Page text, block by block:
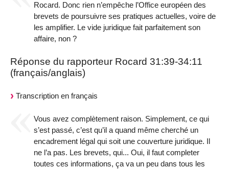
Rocard. Donc rien n’empêche l’Office européen des
brevets de poursuivre ses pratiques actuelles, voire de
les amplifier. Le vide juridique fait parfaitement son
affaire, non ?
Réponse du rapporteur Rocard 31:39-34:11
(français/anglais)
Transcription en français
Vous avez complètement raison. Simplement, ce qui
s’est passé, c’est qu’il a quand même cherché un
encadrement légal qui soit une couverture juridique. Il
ne l’a pas. Les brevets, qui... Oui, il faut completer
toutes ces informations, ça va un peu dans tous les